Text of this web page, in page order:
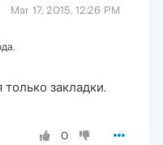
Mar 17, 2015, 12:26 PM
закладки.
0